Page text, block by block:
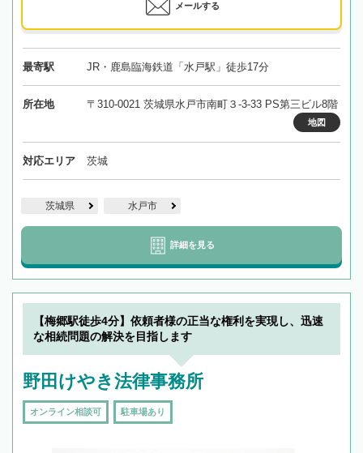
メールする
最寄駅 JR・鹿島臨海鉄道「水戸駅」徒歩17分
所在地 〒310-0021 茨城県水戸市南町３-3-33 PS第三ビル8階
地図
対応エリア 茨城
茨城県 水戸市
詳細を見る
【梅郷駅徒歩4分】依頼者様の正当な権利を実現し、迅速
な相続問題の解決を目指します
野田けやき法律事務所
オンライン相談可 駐車場あり